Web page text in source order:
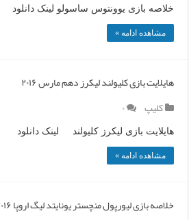
خلاصه بازی یوونتوس ساسولو لینک دانلود
مشاهده ادامه »
هایلایت بازی کلیولند لیکرز دهم مارس ۲۰۱۶
کلیپ
۰
هایلایت بازی لیکرز کلیولند لینک دانلود
مشاهده ادامه »
خلاصه بازی لیورپول منچستر یونایتد لیگ اروپا ۲۰۱۶